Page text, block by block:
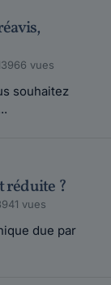
vues
souhaitez
réduite ?
vues
due par